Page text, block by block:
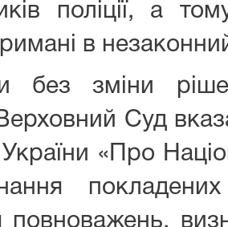
поліції, а
в
без зміни
Верховний Суд
«Про
повноважень,